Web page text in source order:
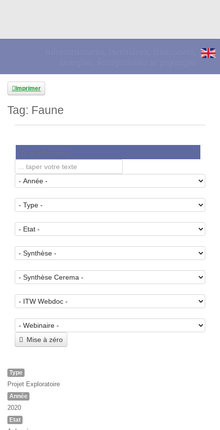
Imprimer
Tag: Faune
Texte à Rechercher
Mise à zéro
Type
Projet Exploratoire
Année
2020
Etat